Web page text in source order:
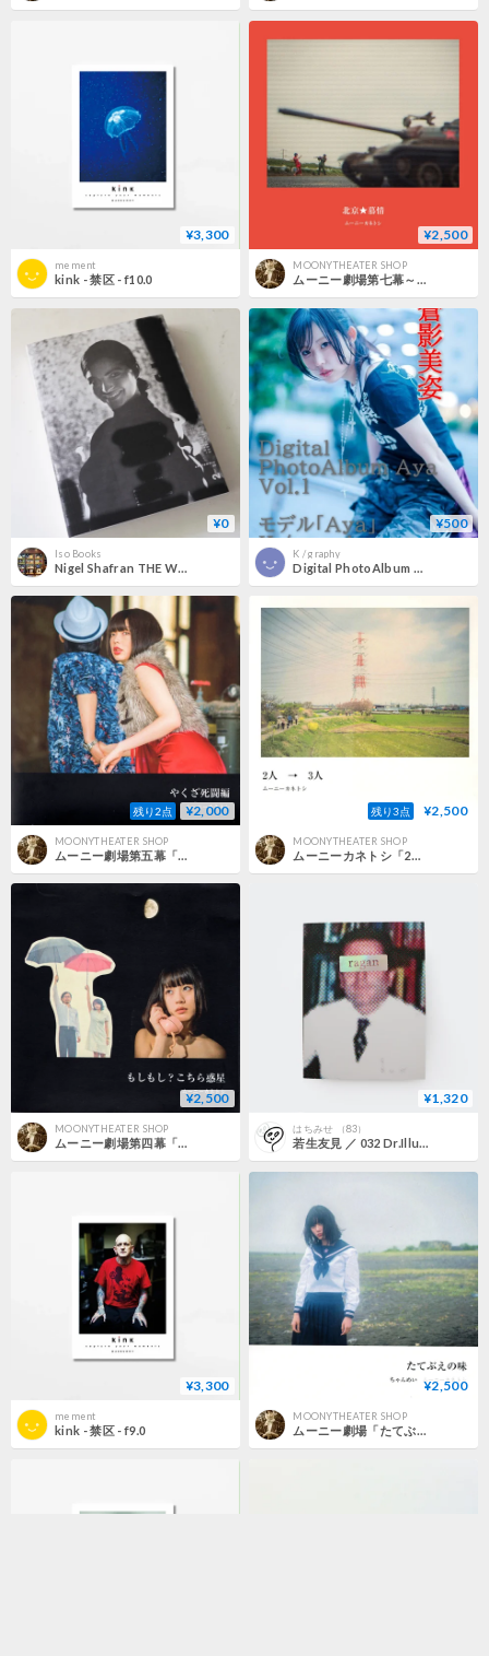
¥3,300
mement
kink - 禁区 - f10.0
¥2,500
MOONYTHEATER SHOP
ムーニー劇場第七幕～北京★慕情～オリジナルPHOTOBOOK
¥0
Iso Books
¥500
K / graphy
残り2点 ¥2,000
MOONYTHEATER SHOP
ムーニー劇場第五幕「やくざ死闘編」PHOTOBOOK
残り3点 ¥2,500
MOONYTHEATER SHOP
ムーニーカネトシ「2人→3人」PHOTOBOOK
¥2,500
MOONYTHEATER SHOP
ムーニー劇場第四幕「もしもし？こちら惑星」PHOTOBOOK
¥1,320
はちみせ （83）
若生友見 ／ 032 Dr.Illusory
¥3,300
mement
kink - 禁区 - f9.0
¥2,500
MOONYTHEATER SHOP
ムーニー劇場「たてぶえの味」PHOTOBOOK